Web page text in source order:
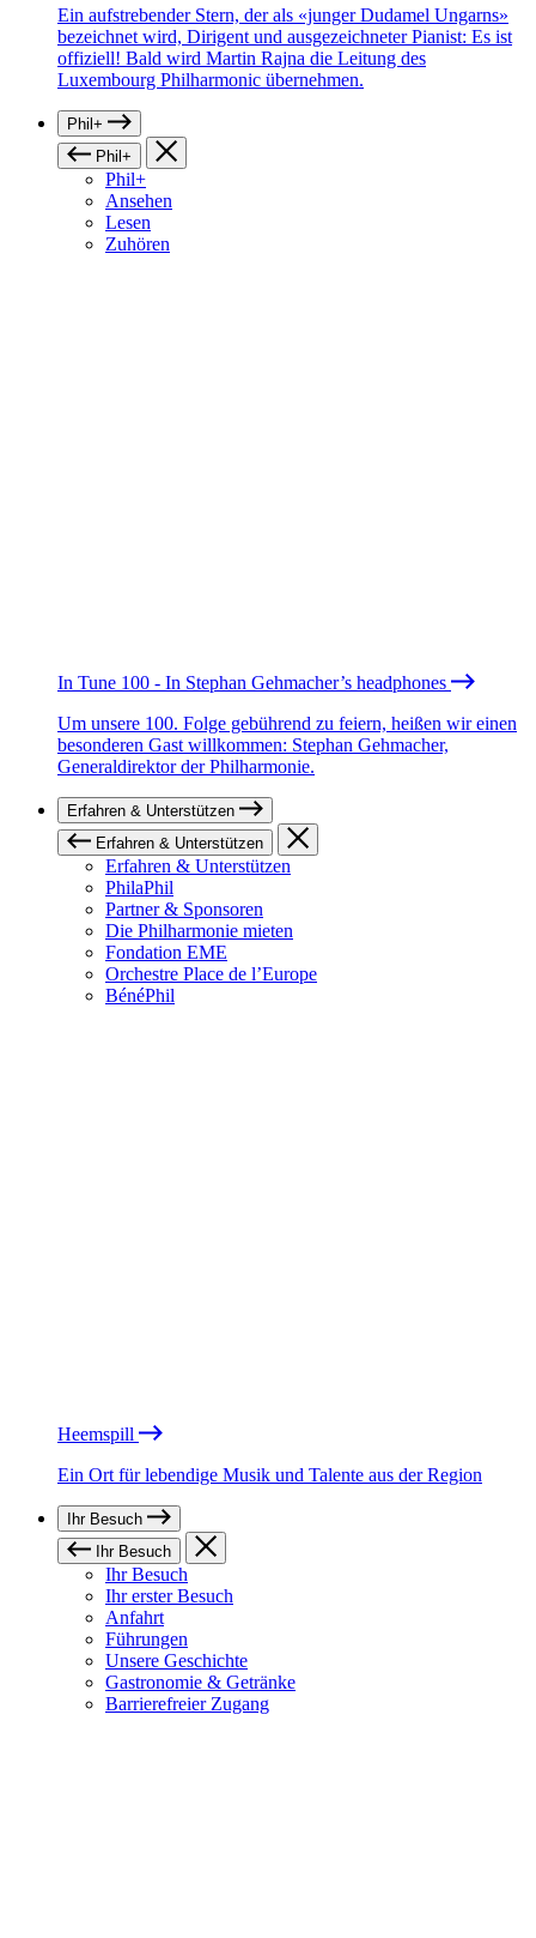
Ein aufstrebender Stern, der als «junger Dudamel Ungarns»
bezeichnet wird, Dirigent und ausgezeichneter Pianist: Es ist
offiziell! Bald wird Martin Rajna die Leitung des
Luxembourg Philharmonic übernehmen.
Phil+
Phil+
Phil+
Ansehen
Lesen
Zuhören
In Tune 100 - In Stephan Gehmacher’s headphones
Um unsere 100. Folge gebührend zu feiern, heißen wir einen
besonderen Gast willkommen: Stephan Gehmacher,
Generaldirektor der Philharmonie.
Erfahren & Unterstützen
Erfahren & Unterstützen
Erfahren & Unterstützen
PhilaPhil
Partner & Sponsoren
Die Philharmonie mieten
Fondation EME
Orchestre Place de l’Europe
BénéPhil
Heemspill
Ein Ort für lebendige Musik und Talente aus der Region
Ihr Besuch
Ihr Besuch
Ihr Besuch
Ihr erster Besuch
Anfahrt
Führungen
Unsere Geschichte
Gastronomie & Getränke
Barrierefreier Zugang